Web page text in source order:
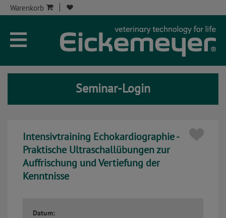
Warenkorb
Seminar-Login
Intensivtraining Echokardiographie -
Praktische Ultraschallübungen zur
Auffrischung und Vertiefung der
Kenntnisse
Datum:
Unternehmen
Aktuelles
Onlineshop